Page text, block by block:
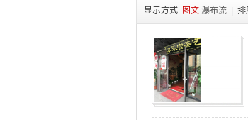
显示方式: 图文 瀑布流 | 排